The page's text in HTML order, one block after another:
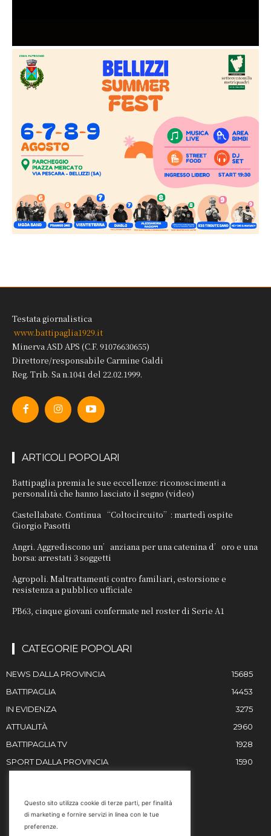
Testata giornalistica
www.battipaglia1929.it
Minerva ASD APS (C.F. 91076630655)
Direttore/responsabile Carmine Galdi
Reg. Trib. Sa n.1041 del 22.02.1999.
ARTICOLI POPOLARI
Battipaglia premia le sue eccellenze: riconoscimenti a
personalità che hanno lasciato il segno (video)
Castellabate. Continua “Coltocircuito”: martedì ospite
Giorgio Pasotti
Angri. Aggrediscono un’anziana per una catenina d’oro e una
borsa: arrestati 3 soggetti
Agropoli. Maltrattamenti contro familiari, estorsione e
resistenza a pubblico ufficiale
PB63, cinque giovani confermate nel roster di Serie A1
CATEGORIE POPOLARI
NEWS DALLA PROVINCIA
15685
BATTIPAGLIA
14453
IN EVIDENZA
3275
ATTUALITÀ
2960
BATTIPAGLIA TV
1928
SPORT DALLA PROVINCIA
1590
Email
Questo sito utilizza cookie di terze parti, per finalità
di marketing e fornire servizi in linea con le tue
preferenze.